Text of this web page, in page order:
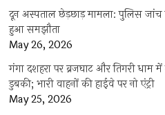
दून अस्पताल छेड़छाड़ मामला: पुलिस जांच
हुआ समझौता
May 26, 2026
गंगा दशहरा पर ब्रजघाट और तिगरी धाम
डुबकी; भारी वाहनों की हाईवे पर नो एंट्री
May 25, 2026